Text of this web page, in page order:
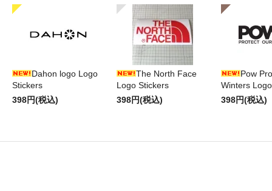
Dahon logo Logo
Stickers
398円(税込)
The North Face
Logo Stickers
398円(税込)
Pow
Winters
398円(税込)